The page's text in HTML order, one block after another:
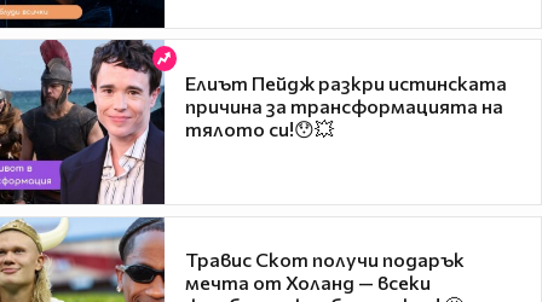
Елиът Пейдж разкри истинската
причина за трансформацията на
тялото си!😯💥
Травис Скот получи подарък
мечта от Холанд — всеки